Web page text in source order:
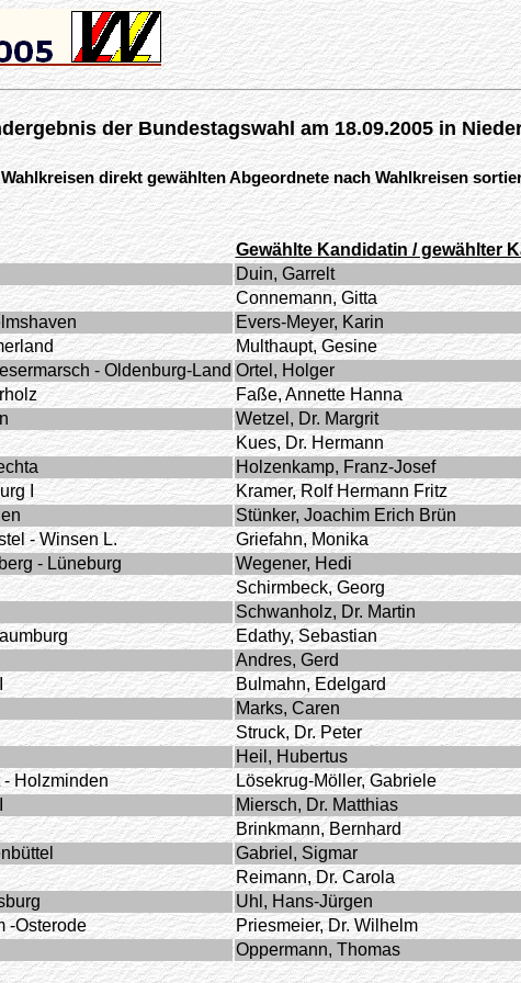
der Bundestagswahl am 18.09.2005 in
direkt gewählten Abgeordnete nach Wahlkreisen
Gewählte Kandidatin / gewählter
Duin, Garrelt
Connemann, Gitta
Evers-Meyer, Karin
Multhaupt, Gesine
- Oldenburg-Land Ortel, Holger
Faße, Annette Hanna
Wetzel, Dr. Margrit
Kues, Dr. Hermann
Holzenkamp, Franz-Josef
I
Kramer, Rolf Hermann Fritz
Stünker, Joachim Erich Brün
- Winsen L.
Griefahn, Monika
- Lüneburg
Wegener, Hedi
Schirmbeck, Georg
Schwanholz, Dr. Martin
Edathy, Sebastian
Andres, Gerd
Bulmahn, Edelgard
Marks, Caren
Struck, Dr. Peter
Heil, Hubertus
Holzminden
Lösekrug-Möller, Gabriele
Miersch, Dr. Matthias
Brinkmann, Bernhard
Gabriel, Sigmar
Reimann, Dr. Carola
Uhl, Hans-Jürgen
-Osterode
Priesmeier, Dr. Wilhelm
Oppermann, Thomas